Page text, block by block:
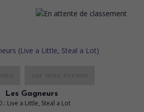
Les Gagneurs
Live a Little, Steal a Lot